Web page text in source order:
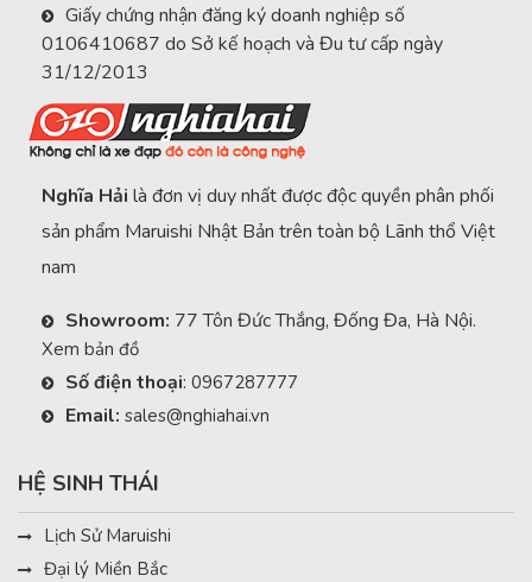
Giấy chứng nhận đăng ký doanh nghiệp số
0106410687 do Sở kế hoạch và Đu tư cấp ngày
31/12/2013
Nghĩa Hải là đơn vị duy nhất được độc quyền phân phối
sản phẩm Maruishi Nhật Bản trên toàn bộ Lãnh thổ Việt
nam
Showroom: 77 Tôn Đức Thắng, Đống Đa, Hà Nội.
Xem bản đồ
Số điện thoại: 0967287777
Email: sales@nghiahai.vn
HỆ SINH THÁI
Lịch Sử Maruishi
Đại lý Miền Bắc